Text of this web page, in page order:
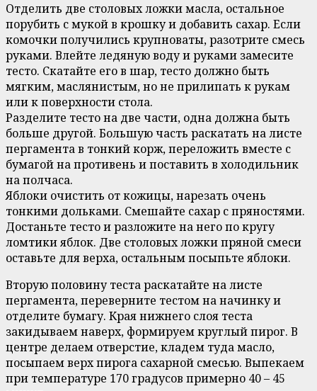
Отделить две столовых ложки масла, остальное
порубить с мукой в крошку и добавить сахар. Если
комочки получились крупноваты, разотрите смесь
руками. Влейте ледяную воду и руками замесите
тесто. Скатайте его в шар, тесто должно быть
мягким, маслянистым, но не прилипать к рукам
или к поверхности стола.
Разделите тесто на две части, одна должна быть
больше другой. Большую часть раскатать на листе
пергамента в тонкий корж, переложить вместе с
бумагой на противень и поставить в холодильник
на полчаса.
Яблоки очистить от кожицы, нарезать очень
тонкими дольками. Смешайте сахар с пряностями.
Достаньте тесто и разложите на него по кругу
ломтики яблок. Две столовых ложки пряной смеси
оставьте для верха, остальным посыпьте яблоки.
Вторую половину теста раскатайте на листе
пергамента, переверните тестом на начинку и
отделите бумагу. Края нижнего слоя теста
закидываем наверх, формируем круглый пирог. В
центре делаем отверстие, кладем туда масло,
посыпаем верх пирога сахарной смесью. Выпекаем
при температуре 170 градусов примерно 40 – 45